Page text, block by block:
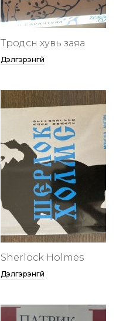
Төөрөодсөн хувь заяа
Дэлгэрэнгүй
Sherlock Holmes
Дэлгэрэнгүй